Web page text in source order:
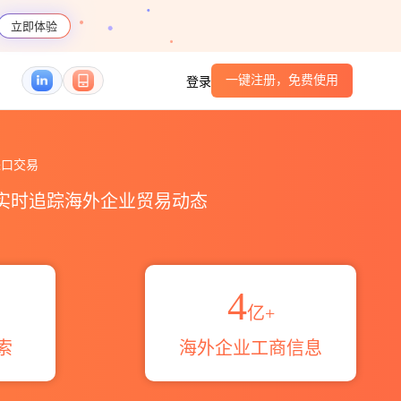
立即体验
登录 一键注册，免费使用
交易
时追踪海外企业贸易动态
4亿+
海外企业工商信息